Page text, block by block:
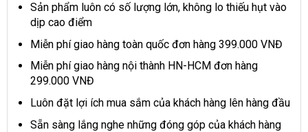
Sản phẩm luôn có số lượng lớn, không lo thiếu hụt vào
dịp cao điểm
Miễn phí giao hàng toàn quốc đơn hàng 399.000 VNĐ
Miễn phí giao hàng nội thành HN-HCM đơn hàng
299.000 VNĐ
Luôn đặt lợi ích mua sắm của khách hàng lên hàng đầu
Sẵn sàng lắng nghe những đóng góp của khách hàng